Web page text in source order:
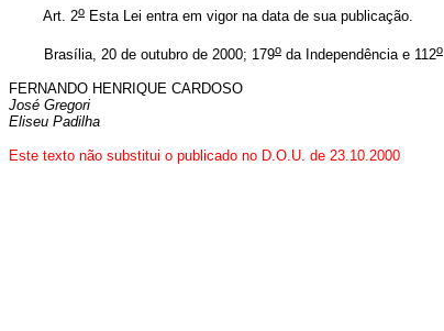
Art. 2o Esta Lei entra em vigor na data de sua publicação.
Brasília, 20 de outubro de 2000; 179o da Independência e 112o
FERNANDO HENRIQUE CARDOSO
José Gregori
Eliseu Padilha
Este texto não substitui o publicado no D.O.U. de 23.10.2000